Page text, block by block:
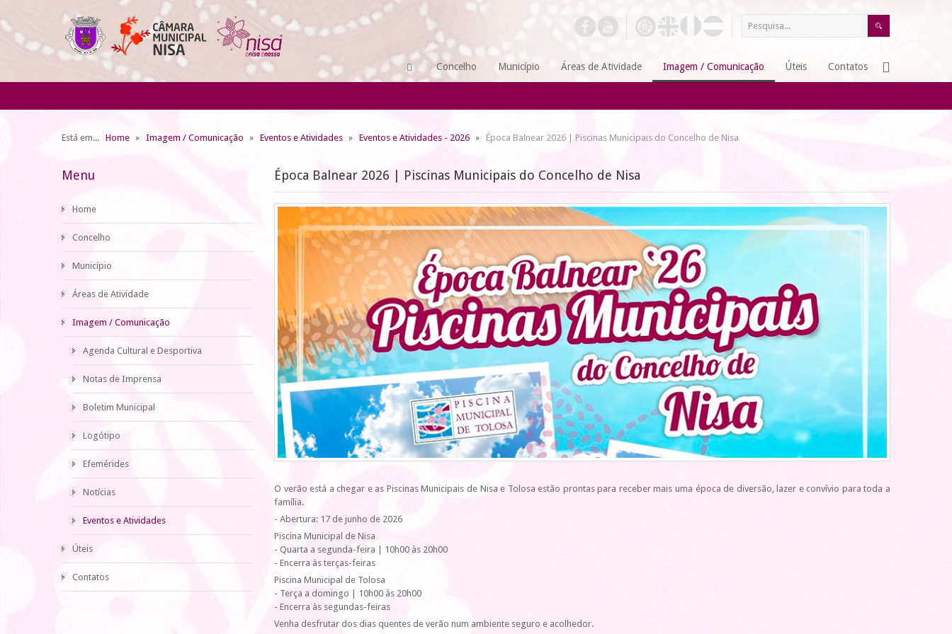
Concelho Município Áreas de Atividade Imagem / Comunicação Úteis Contatos
Está em... Home Imagem / Comunicação Eventos e Atividades Eventos e Atividades - 2026 Época Balnear 2026 | Piscinas Municipais do Concelho de Nisa
Época Balnear 2026 | Piscinas Municipais do Concelho de Nisa
O verão está a chegar e as Piscinas Municipais de Nisa e Tolosa estão prontas para receber mais uma época de diversão, lazer e convívio para toda a
família.
- Abertura: 17 de junho de 2026
Piscina Municipal de Nisa
- Quarta a segunda-feira | 10h00 às 20h00
- Encerra às terças-feiras
Piscina Municipal de Tolosa
- Terça a domingo | 10h00 às 20h00
- Encerra às segundas-feiras
Venha desfrutar dos dias quentes de verão num ambiente seguro e acolhedor.
Menu
Home
Concelho
Município
Áreas de Atividade
Imagem / Comunicação
Agenda Cultural e Desportiva
Notas de Imprensa
Boletim Municipal
Logótipo
Efemérides
Notícias
Eventos e Atividades
Úteis
Contatos